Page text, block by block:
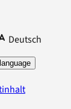
Deutsch